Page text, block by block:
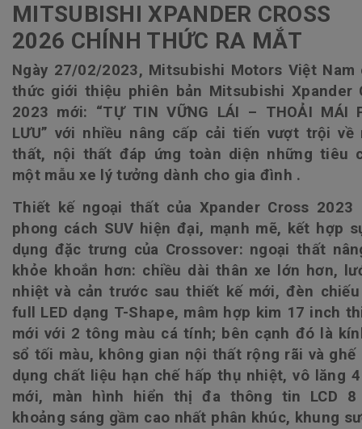
MITSUBISHI XPANDER CROSS
2026 CHÍNH THỨC RA MẮT
Ngày 27/02/2023, Mitsubishi Motors Việt Nam
thức giới thiệu phiên bản Mitsubishi Xpander
2023 mới: “TỰ TIN VỮNG LÁI – THOẢI MÁI
LƯU” với nhiều nâng cấp cải tiến vượt trội về
thất, nội thất đáp ứng toàn diện những tiêu
một mẫu xe lý tưởng dành cho gia đình .
Thiết kế ngoại thất của Xpander Cross 2023
phong cách SUV hiện đại, mạnh mẽ, kết hợp
dụng đặc trưng của Crossover: ngoại thất
khỏe khoắn hơn: chiều dài thân xe lớn hơn,
nhiệt và cản trước sau thiết kế mới, đèn
full LED dạng T-Shape, mâm hợp kim 17 inch
mới với 2 tông màu cá tính; bên cạnh đó là
sổ tối màu, không gian nội thất rộng rãi và ghế
dụng chất liệu hạn chế hấpthụ nhiệt, vô lăng
mới, màn hình hiển thị đa thông tin LCD 8
khoảng sáng gầm cao nhất phân khúc, khung